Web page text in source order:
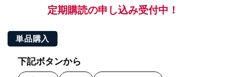
定期購読の申し込み受付中！
単品購入
下記ボタンから